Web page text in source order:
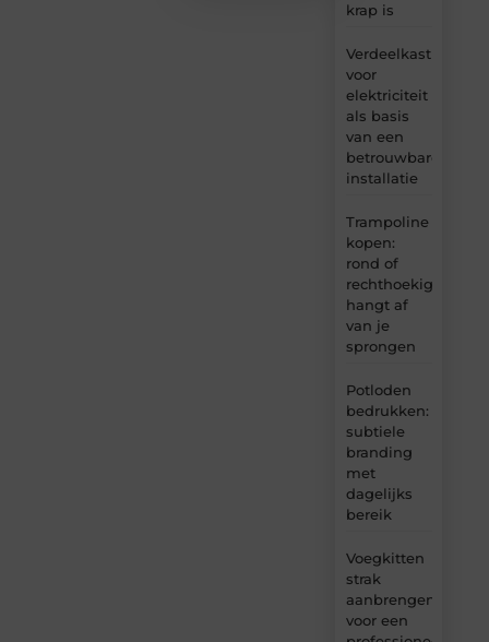
krap is
Verdeelkast
voor
elektriciteit
als basis
van een
betrouwbare
installatie
Trampoline
kopen:
rond of
rechthoekig
hangt af
van je
sprongen
Potloden
bedrukken:
subtiele
branding
met
dagelijks
bereik
Voegkitten
strak
aanbrengen
voor een